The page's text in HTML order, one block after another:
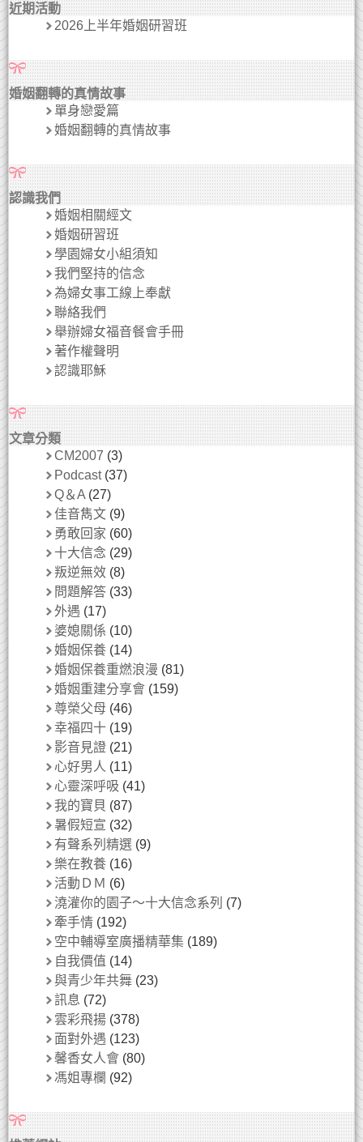
近期活動
2026上半年婚姻研習班
婚姻翻轉的真情故事
單身戀愛篇
婚姻翻轉的真情故事
認識我們
婚姻相關經文
婚姻研習班
學園婦女小組須知
我們堅持的信念
為婦女事工線上奉獻
聯絡我們
舉辦婦女福音餐會手冊
著作權聲明
認識耶穌
文章分類
CM2007 (3)
Podcast(37)
Q＆A (27)
佳音雋文 (9)
勇敢回家 (60)
十大信念 (29)
叛逆無效 (8)
問題解答 (33)
外遇 (17)
婆媳關係 (10)
婚姻保養 (14)
婚姻保養重燃浪漫 (81)
婚姻重建分享會 (159)
尊榮父母 (46)
幸福四十 (19)
影音見證 (21)
心好男人 (11)
心靈深呼吸 (41)
我的寶貝 (87)
暑假短宣 (32)
有聲系列精選 (9)
樂在教養 (16)
活動ＤＭ (6)
澆灌你的園子～十大信念系列 (7)
牽手情 (192)
空中輔導室廣播精華集 (189)
自我價值 (14)
與青少年共舞 (23)
訊息 (72)
雲彩飛揚 (378)
面對外遇 (123)
馨香女人會 (80)
馮姐專欄 (92)